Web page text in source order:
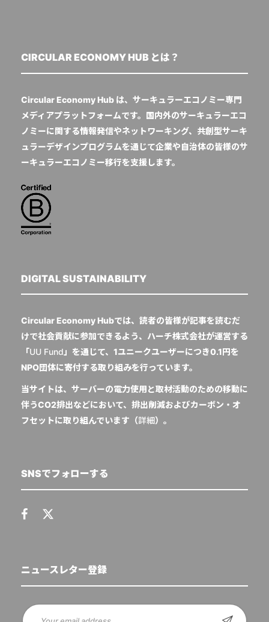
CIRCULAR ECONOMY HUB とは？
Circular Economy Hub は、サーキュラーエコノミー専門
メディアプラットフォームです。国内外のサーキュラーエコ
ノミーに関する情報発信やネットワーキング、共創型サーキ
ュラーデザインプログラムを通じて企業や自治体の皆様のサ
ーキュラーエコノミー移行を支援します。
DIGITAL SUSTAINABILITY
Circular Economy Hubでは、読者の皆様が記事を読むだ
けで社会貢献に参加できるよう、ハーチ株式会社が運営する
「UU Fund」を通じて、1ユニークユーザーにつき0.1円を
NPO団体に寄付する取り組みを行っています。
当サイトは、サーバーの電力使用と取材活動のための移動に
伴うCO2排出などにおいて、排出削減およびカーボン・オ
フセットに取り組んでいます（詳細）。
SNSでフォローする
ニュースレター登録